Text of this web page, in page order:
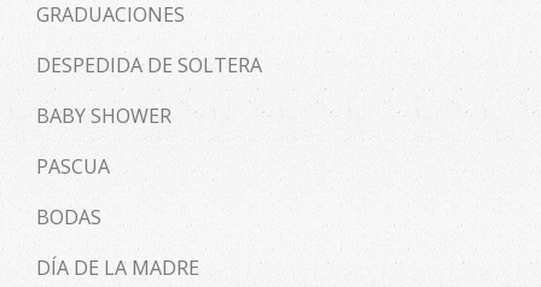
GRADUACIONES
DESPEDIDA DE SOLTERA
BABY SHOWER
PASCUA
BODAS
DÍA DE LA MADRE